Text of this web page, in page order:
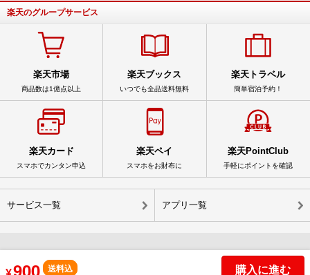
900 送料込 購入に進む
楽天のグループサービス
楽天市場
商品数は1億点以上
楽天ブックス
いつでも全品送料無料
楽天トラベル
簡単宿泊予約！
楽天カード
スマホでカンタン申込
楽天ペイ
スマホをお財布に
楽天PointClub
手軽にポイントを確認
サービス一覧 アプリ一覧